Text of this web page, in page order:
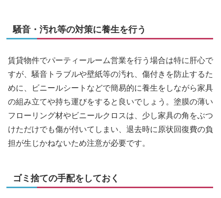
騒音・汚れ等の対策に養生を行う
賃貸物件でパーティールーム営業を行う場合は特に肝心で
すが、騒音トラブルや壁紙等の汚れ、傷付きを防止するた
めに、ビニールシートなどで簡易的に養生をしながら家具
の組み立てや持ち運びをすると良いでしょう。塗膜の薄い
フローリング材やビニールクロスは、少し家具の角をぶつ
けただけでも傷が付いてしまい、退去時に原状回復費の負
担が生じかねないため注意が必要です。
ゴミ捨ての手配をしておく